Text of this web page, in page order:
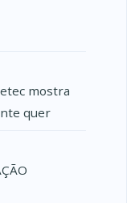
mostra
quer